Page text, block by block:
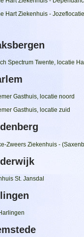
Hart Ziekenhuis - Jozeflocatie
Spectrum Twente, locatie
Gasthuis, locatie noord
Gasthuis, locatie zuid
Zweers Ziekenhuis -
St. Jansdal